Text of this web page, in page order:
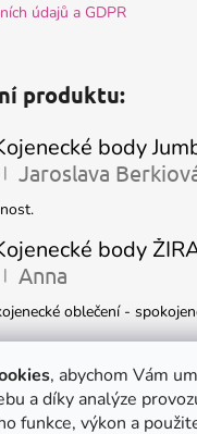
, abychom Vám
a díky analýze
funkce, výkon a
údajů a GDPR
produktu:
body
Hodnocení produktu je 5 z 5
| Jaroslava
Hodnocení produktu je 5 z 5
| Anna
oblečení -
čepička
produktu je 5 z 5
| Ivana Marková